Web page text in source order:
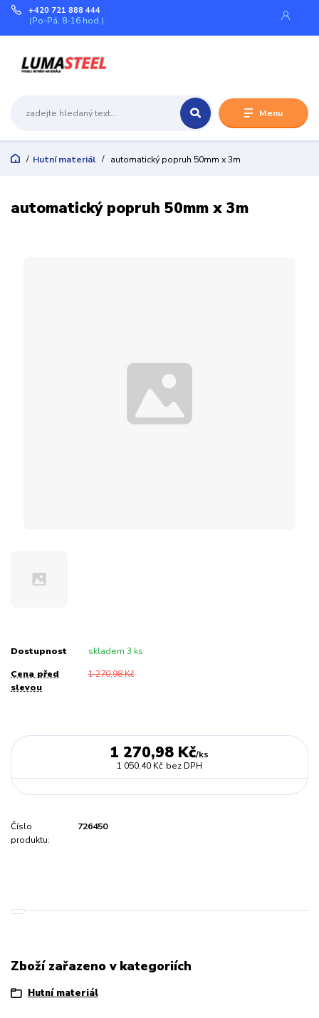
Menu
+420 721 888 444
(Po-Pá, 8-16 hod.)
Hutní materiál automatický popruh 50mm x 3m
automatický popruh 50mm x 3m
Dostupnost skladem 3 ks
Cena před
slevou
1 270,98 Kč
1 270,98 Kč/ks
1 050,40 Kč bez DPH
Číslo
produktu:
726450
Zboží zařazeno v kategoriích
Hutní materiál